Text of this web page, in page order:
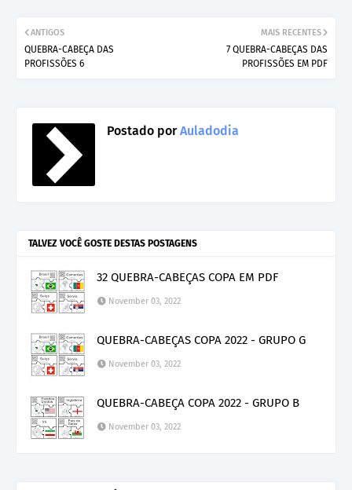
MAIS RECENTES
7 QUEBRA-CABEÇAS DAS
PROFISSÕES EM PDF
ANTIGOS
QUEBRA-CABEÇA DAS
PROFISSÕES 6
Postado porAuladodia
TALVEZ VOCÊ GOSTE DESTAS POSTAGENS
32 QUEBRA-CABEÇAS COPA EM PDF
November 03, 2022
QUEBRA-CABEÇAS COPA 2022 - GRUPO G
November 03, 2022
QUEBRA-CABEÇA COPA 2022 - GRUPO B
November 03, 2022